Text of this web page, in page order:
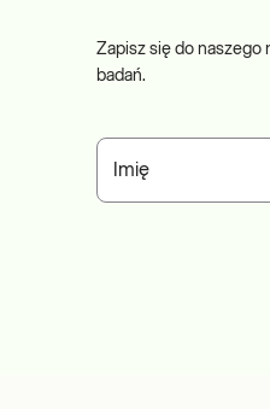
Zapisz się do
badań.
Imię